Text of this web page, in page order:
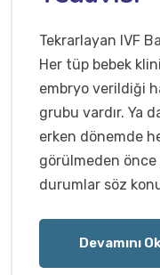
Tekrarlayan IVF
Her tüp bebek
embryo verildiği
grubu vardır. Ya
erken dönemde
görülmeden
durumlar söz
Devamını